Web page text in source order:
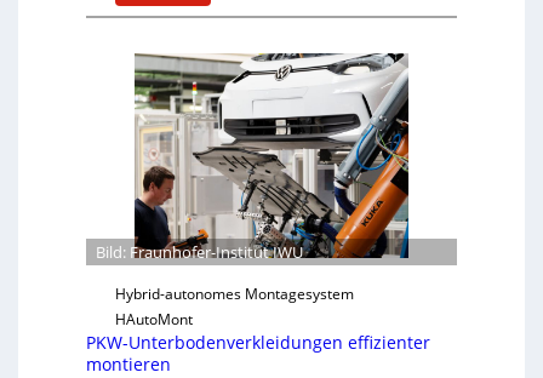
e
c
t
h
i
t
f
ü
r
o
f
t
w
r
F
a
u
n
o
e
r
-
I
s
Bild: Fraunhofer-Institut IWU
Hybrid-autonomes Montagesystem
HAutoMont
PKW-Unterbodenverkleidungen effizienter
montieren